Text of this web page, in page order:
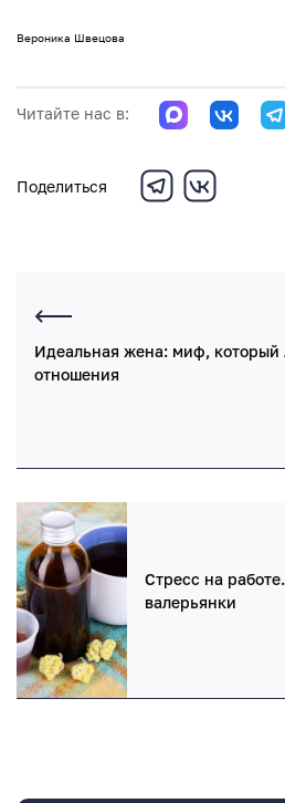
Вероника Швецова
Читайте нас в:
Поделиться
Идеальная жена: миф, который
отношения
Стресс на
валерьянки